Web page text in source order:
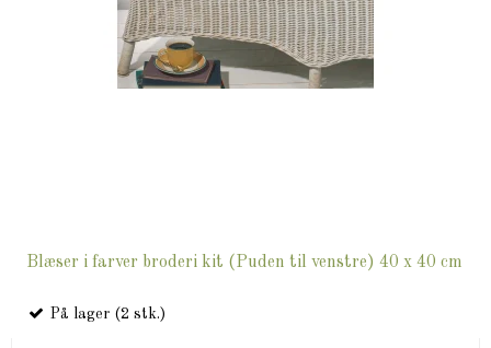
Blæser i farver broderi kit (Puden til venstre) 40 x 40 cm
På lager (2 stk.)